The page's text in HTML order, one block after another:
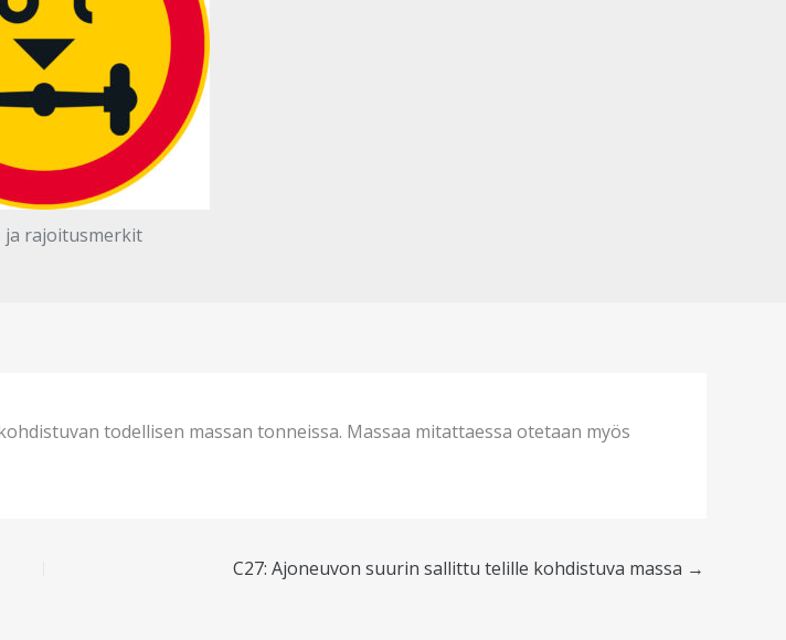
ja rajoitusmerkit
todellisen massan tonneissa. Massaa mitattaessa otetaan myös
C27: Ajoneuvon suurin sallittu telille kohdistuva massa →